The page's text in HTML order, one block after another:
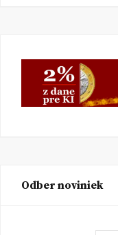
Odber noviniek